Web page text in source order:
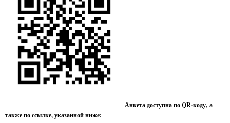
Анкета доступна по QR-коду, а
также по ссылке, указанной ниже: